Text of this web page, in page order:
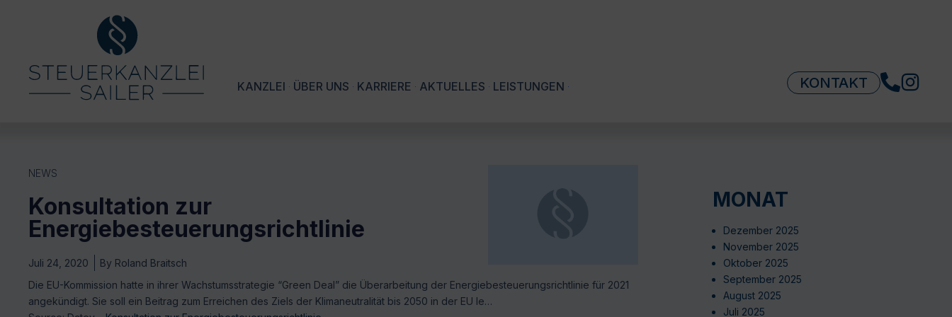
KANZLEI ÜBER UNS KARRIERE AKTUELLES LEISTUNGEN KONTAKT
NEWS
Konsultation zur
Energiebesteuerungsrichtlinie
Juli 24, 2020 By Roland Braitsch
Die EU-Kommission hatte in ihrer Wachstumsstrategie “Green Deal” die Überarbeitung der Energiebesteuerungsrichtlinie für 2021
angekündigt. Sie soll ein Beitrag zum Erreichen des Ziels der Klimaneutralität bis 2050 in der EU le…
MONAT
Dezember 2025
November 2025
Oktober 2025
September 2025
August 2025
Juli 2025